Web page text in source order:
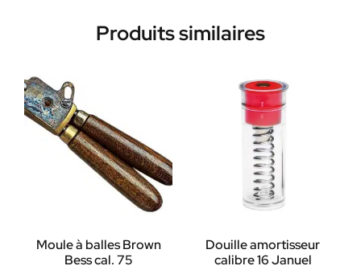
Produits similaires
Moule à balles Brown
Bess cal. 75
Douille amortisseur
calibre 16 Januel